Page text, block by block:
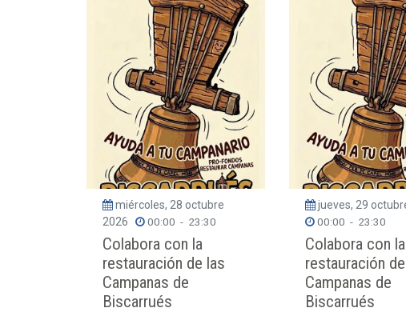
miércoles, 28 octubre
2026
00:00 - 23:30
Colabora con la
restauración de las
Campanas de
Biscarrués
jueves, 29
00:00 - 23:30
Colabora con la
restauración
Campanas de
Biscarrués